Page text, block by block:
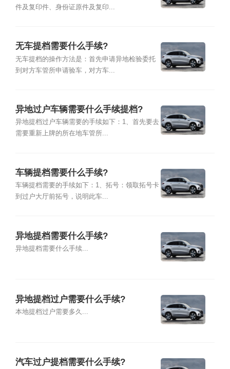
件及复印件、身份证原件及复印...
无车提档需要什么手续?
无车提档的操作方法是：首先申请异地检验委托
到对方车管所申请验车，对方车...
异地过户车辆需要什么手续提档?
异地提档过户车辆需要的手续如下：1、首先要去
需要重新上牌的所在地车管所...
车辆提档需要什么手续?
车辆提档需要的手续如下：1、拓号：领取拓号卡
到过户大厅前拓号，说明此车...
异地提档需要什么手续?
异地提档需要什么手续...
异地提档过户需要什么手续?
本地提档过户需要多久...
汽车过户提档需要什么手续?